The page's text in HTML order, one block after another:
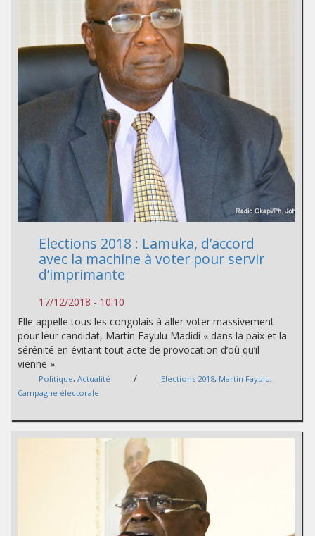
Elections 2018 : Lamuka, d’accord
avec la machine à voter pour servir
d’imprimante
17/12/2018 - 10:10
Elle appelle tous les congolais à aller voter massivement
pour leur candidat, Martin Fayulu Madidi « dans la paix et la
sérénité en évitant tout acte de provocation d’où qu’il
vienne ».
Politique, Actualité / Elections 2018, Martin Fayulu,
Campagne électorale